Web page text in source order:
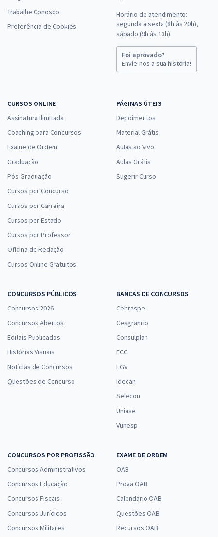
Trabalhe Conosco
Preferência de Cookies
Horário de atendimento:
segunda a sexta (8h às 20h),
sábado (9h às 13h).
Foi aprovado?
Envie-nos a sua história!
CURSOS ONLINE
Assinatura Ilimitada
Coaching para Concursos
Exame de Ordem
Graduação
Pós-Graduação
Cursos por Concurso
Cursos por Carreira
Cursos por Estado
Cursos por Professor
Oficina de Redação
Cursos Online Gratuitos
PÁGINAS ÚTEIS
Depoimentos
Material Grátis
Aulas ao Vivo
Aulas Grátis
Sugerir Curso
CONCURSOS PÚBLICOS
Concursos 2026
Concursos Abertos
Editais Publicados
Histórias Visuais
Notícias de Concursos
Questões de Concurso
BANCAS DE CONCURSOS
Cebraspe
Cesgranrio
Consulplan
FCC
FGV
Idecan
Selecon
Uniase
Vunesp
CONCURSOS POR PROFISSÃO
Concursos Administrativos
Concursos Educação
Concursos Fiscais
Concursos Jurídicos
Concursos Militares
EXAME DE ORDEM
OAB
Prova OAB
Calendário OAB
Questões OAB
Recursos OAB